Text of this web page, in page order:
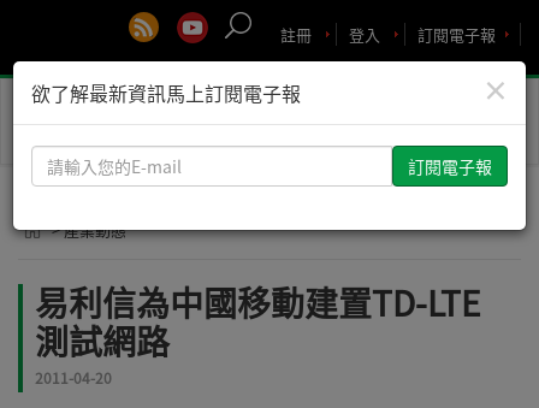
訂閱電子報
登入
註冊
Toggle
> 產業動態
易利信為中國移動建置TD-LTE
測試網路
2011-04-20
×
欲了解最新資訊馬上訂閱電子報
請
輸
您
E-
mail